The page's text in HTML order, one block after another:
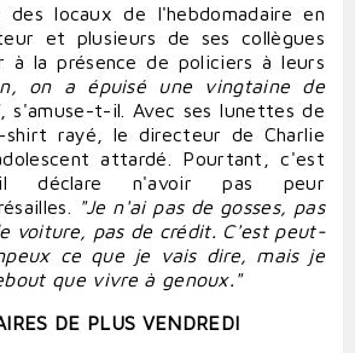
des locaux de l'hebdomadaire en
et plusieurs de ses collègues
à la présence de policiers à leurs
on a épuisé une vingtaine de
, s'amuse-t-il. Avec ses lunettes de
rayé, le directeur de Charlie
attardé. Pourtant, c'est
déclare n'avoir pas peur
"Je n'ai pas de gosses, pas
voiture, pas de crédit. C'est peut-
ce que je vais dire, mais je
que vivreà genoux."
DE PLUS VENDREDI